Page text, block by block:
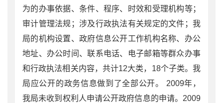
为的办事依据、条件、程序、时效和受理机构等；
审计管理法规；涉及行政执法有关规定的文件；我
局的机构设置、政府信息公开工作机构名称、办公
地址、办公时间、联系电话、电子邮箱等群众办事
和行政执法相关内容，共计12大类，18个子类。我
局应公开的政务信息做到了全部公开。 2009年，
我局未收到权利人申请公开政府信息的申请。2009